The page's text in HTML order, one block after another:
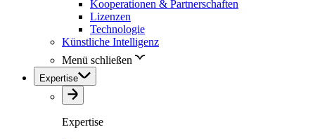
Kooperationen & Partnerschaften
Lizenzen
Technologie
Künstliche Intelligenz
Menü schließen
Expertise
Expertise